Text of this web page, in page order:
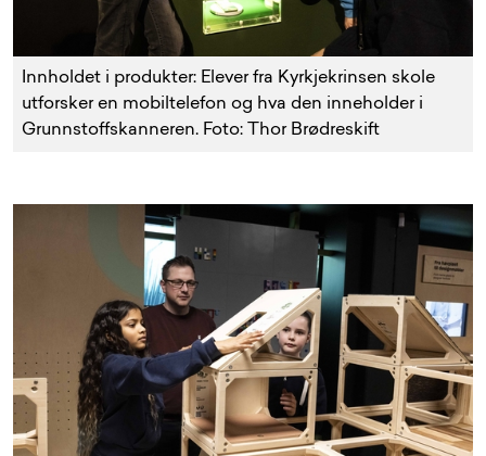
Innholdet i produkter: Elever fra Kyrkjekrinsen skole
utforsker en mobiltelefon og hva den inneholder i
Grunnstoffskanneren. Foto: Thor Brødreskift